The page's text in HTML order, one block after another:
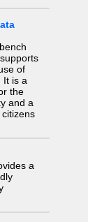
of
It is a
the
and a
a